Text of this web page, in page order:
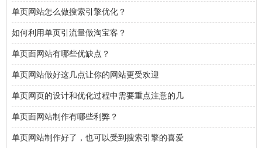
单页网站怎么做搜索引擎优化？
如何利用单页引流量做淘宝客？
单页面网站有哪些优缺点？
单页网站做好这几点让你的网站更受欢迎
单页网页的设计和优化过程中需要重点注意的几
单页面网站制作有哪些利弊？
单页网站制作好了，也可以受到搜索引擎的喜爱